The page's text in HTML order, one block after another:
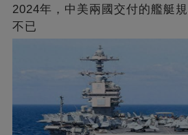
2024年，中美兩國交付的艦艇
不已